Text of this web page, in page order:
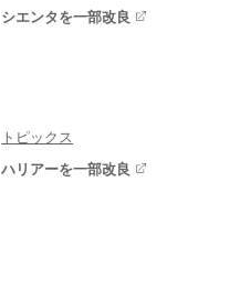
シエンタを一部改良
トピックス
ハリアーを一部改良